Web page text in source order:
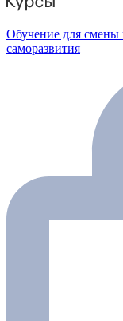
Обучение для смены
саморазвития